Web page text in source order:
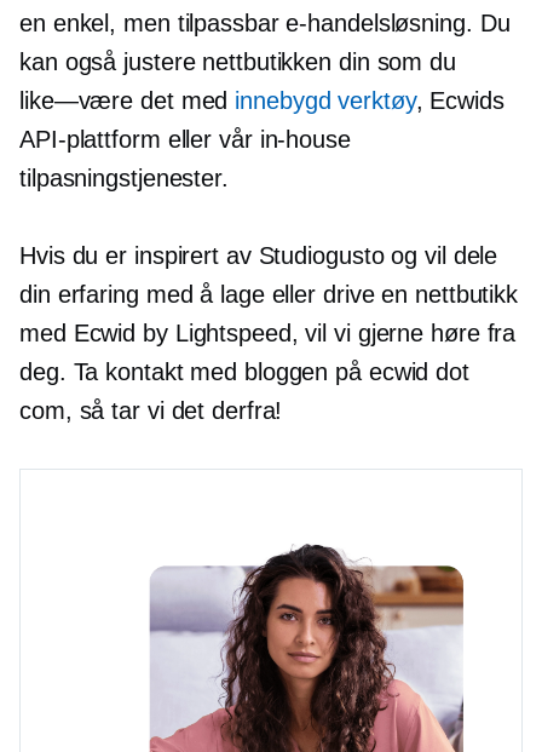
en enkel, men tilpassbar e-handelsløsning. Du
kan også justere nettbutikken din som du
like—være det med innebygd verktøy, Ecwids
API-plattform eller vår in-house
tilpasningstjenester.
Hvis du er inspirert av Studiogusto og vil dele
din erfaring med å lage eller drive en nettbutikk
med Ecwid by Lightspeed, vil vi gjerne høre fra
deg. Ta kontakt med bloggen på ecwid dot
com, så tar vi det derfra!